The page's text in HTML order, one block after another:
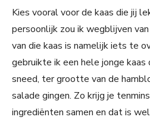
Kies vooral voor de kaas die jij
persoonlijk zou ik wegblijven
van die kaas is namelijk iets te
gebruikte ik een hele jonge kaas
sneed, ter grootte van de
salade gingen. Zo krijg je
ingrediënten samen en dat is